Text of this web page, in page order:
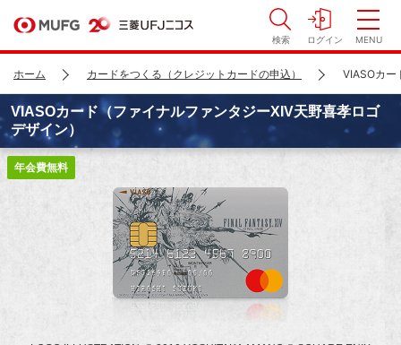
検索 ログイン MENU
ホーム カードをつくる（クレジットカードの申込） VIASOカー
VIASOカード（ファイナルファンタジーXIV天野喜孝ロゴ
デザイン）
年会費無料